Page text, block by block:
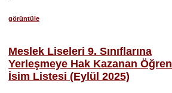
görüntüle
Meslek Liseleri 9. Sınıflarına
Yerleşmeye Hak Kazanan
İsim Listesi (Eylül 2025)